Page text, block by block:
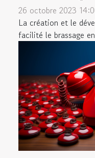
26 octobre 2023
La création et le
facilité le brassage